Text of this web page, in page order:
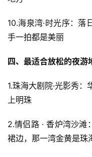
10.海泉湾·时光序：落
手一拍都是美丽
四、最适合放松的夜游
1.珠海大剧院·光影秀
上明珠
2.情侣路 · 香炉湾沙滩
裙边，那一湾金黄是珠